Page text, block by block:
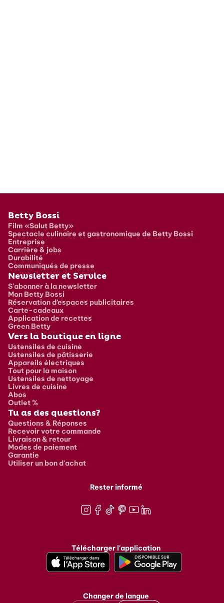
Pied de page
Betty Bossi
Film «Salut Betty»
Spectacle culinaire et gastronomique de Betty Bossi
Entreprise
Carrière & jobs
Durabilité
Communiqués de presse
Newsletter et Service
S'abonner à la newsletter
Mon Betty Bossi
Réservation d’espaces publicitaires
Carte-cadeaux
Application de recettes
Green Betty
Vers la boutique en ligne
Ustensiles de cuisine
Ustensiles de pâtisserie
Appareils électriques
Tout pour la maison
Ustensiles de nettoyage
Livres de cuisine
Abos
Outlet %
Tu as des questions?
Questions & Réponses
Recevoir votre commande
Livraison & retour
Modes de paiement
Garantie
Utiliser un bon d'achat
Rester informé
Télécharger l'application
Changer de langue